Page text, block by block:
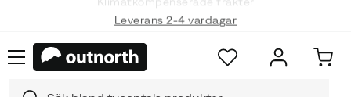
Leverans 2-4 vardagar